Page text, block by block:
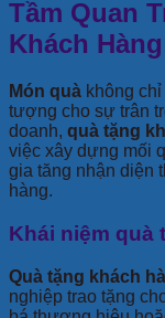
Tầm Quan
Khách Hàng
Món quà không
tượng cho sự trân
doanh, quà tặng
việc xây dựng mối
gia tăng nhận diện
hàng.
Khái niệm quà
Quà tặng khách
nghiệp trao tặng